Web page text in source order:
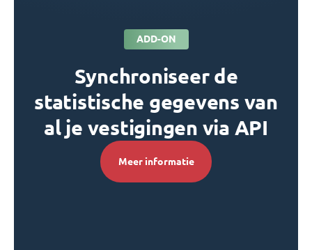
ADD-ON
Synchroniseer de
statistische gegevens van
al je vestigingen via API
Meer informatie